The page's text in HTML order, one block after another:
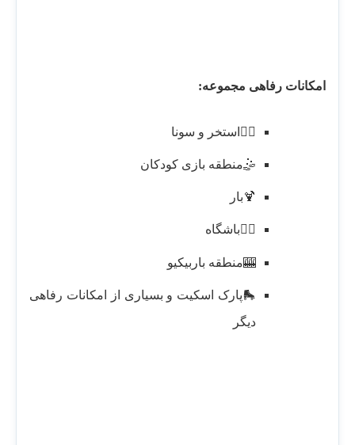
امکانات رفاهی مجموعه:
🏊‍♂️استخر و سونا
🤹منطقه بازی کودکان
🍹بار
🏋️‍♂️باشگاه
🎰منطقه باربیکیو
🛼پارک اسکیت و بسیاری از امکانات رفاهی
دیگر